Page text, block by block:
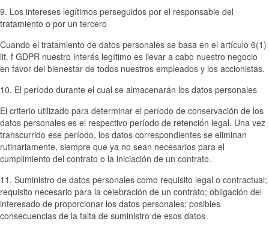
9. Los intereses legítimos perseguidos por el responsable del
tratamiento o por un tercero
Cuando el tratamiento de datos personales se basa en el artículo 6(1)
lit. f GDPR nuestro interés legítimo es llevar a cabo nuestro negocio
en favor del bienestar de todos nuestros empleados y los accionistas.
10. El período durante el cual se almacenarán los datos personales
El criterio utilizado para determinar el período de conservación de los
datos personales es el respectivo período de retención legal. Una vez
transcurrido ese período, los datos correspondientes se eliminan
rutinariamente, siempre que ya no sean necesarios para el
cumplimiento del contrato o la iniciación de un contrato.
11. Suministro de datos personales como requisito legal o contractual;
requisito necesario para la celebración de un contrato; obligación del
interesado de proporcionar los datos personales; posibles
consecuencias de la falta de suministro de esos datos